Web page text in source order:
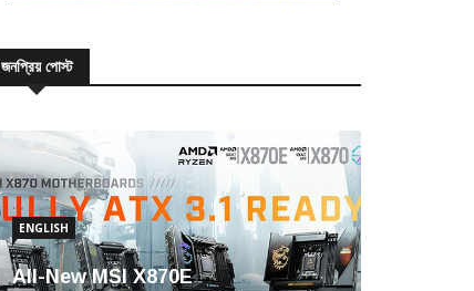
জনপ্রিয় পোস্ট
ENGLISH
All-New MSI X870E